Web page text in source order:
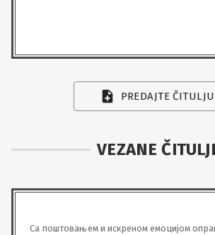
PREDAJTE ČITULJU
VEZANE
Са поштовањем и искреном емоцијом